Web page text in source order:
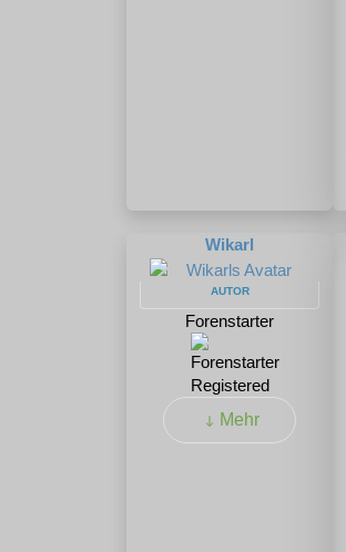
Wikarl
AUTOR
Forenstarter
Registered
Mehr